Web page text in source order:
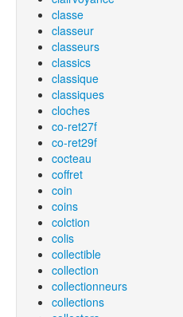
classe
classeur
classeurs
classics
classique
classiques
cloches
co-ret27f
co-ret29f
cocteau
coffret
coin
coins
colction
colis
collectible
collection
collectionneurs
collections